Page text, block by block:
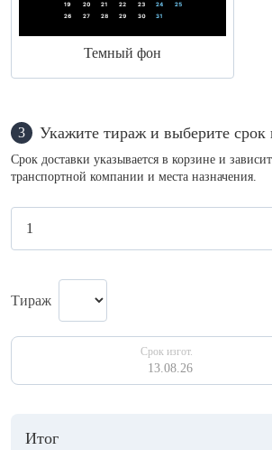
Темный фон
3 Укажите тираж и выберите срок
Срок доставки указывается в корзине и
транспортной компании и места назначения.
Тираж
Срок изгот.
13.08.26
Итог